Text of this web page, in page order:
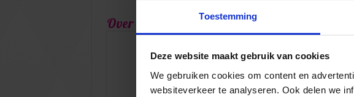
Toestemming
Deze website maakt gebruik van cookies
We gebruiken cookies om content en
websiteverkeer te analyseren. Ook delen we
Over admin